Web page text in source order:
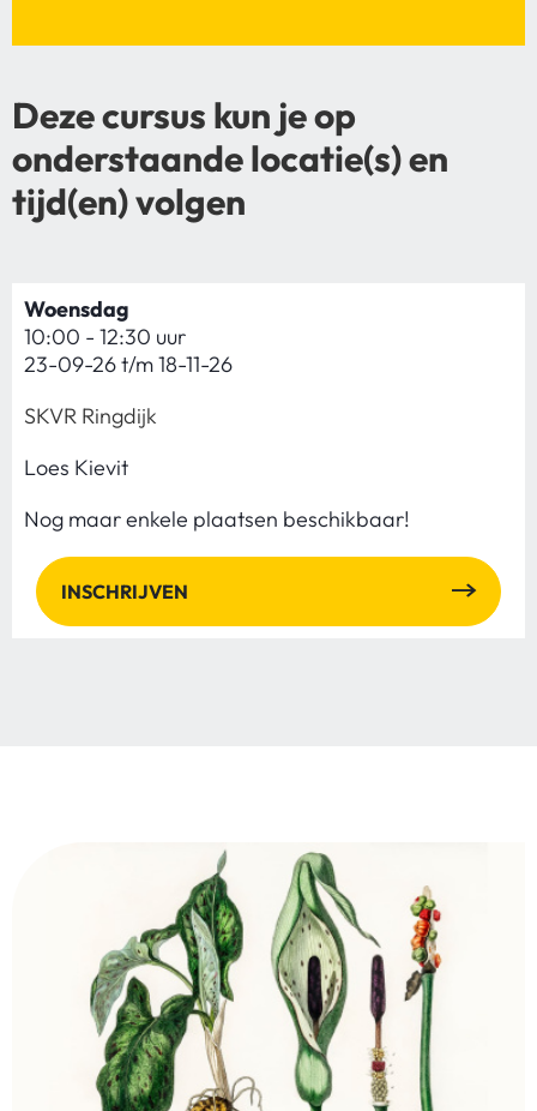
Deze cursus kun je op
onderstaande locatie(s) en
tijd(en) volgen
Woensdag
10:00 - 12:30 uur
23-09-26 t/m 18-11-26
SKVR Ringdijk
Loes Kievit
Nog maar enkele plaatsen beschikbaar!
INSCHRIJVEN